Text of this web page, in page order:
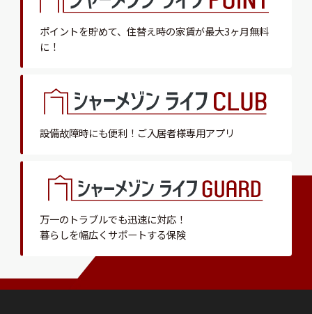
ポイントを貯めて、 住替え時の家賃が最大3ヶ月無料
に！
設備故障時にも便利！ ご入居者様専用アプリ
万一のトラブルでも迅速に対応！
暮らしを幅広くサポートする保険